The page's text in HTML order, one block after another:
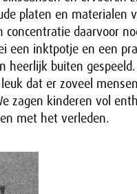
platen en materialen
daarvoor
een inktpotje en een
heerlijk buiten
dat er zoveel
zagen kinderen vol
met het verleden.